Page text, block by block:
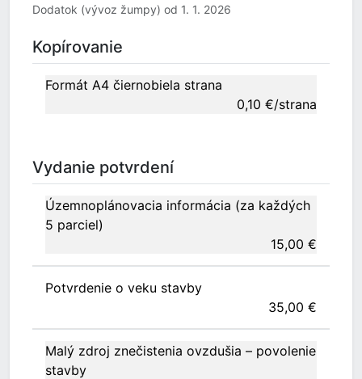
Dodatok (vývoz žumpy) od 1. 1. 2026
Kopírovanie
Formát A4 čiernobiela strana
0,10 €/strana
Vydanie potvrdení
Územnoplánovacia informácia (za každých
5 parciel)
15,00 €
Potvrdenie o veku stavby
35,00 €
Malý zdroj znečistenia ovzdušia – povolenie
stavby